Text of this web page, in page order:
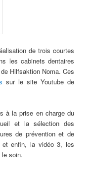
de trois courtes
les cabinets dentaires
Hilfsaktion Noma. Ces
sur le site Youtube de
à la prise en charge du
et la sélection des
de prévention et de
et enfin, la vidéo 3, les
le soin.